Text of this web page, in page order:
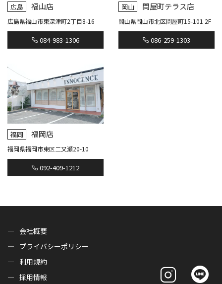
広島 福山店
広島県福山市東深津町2丁目8-16
084-983-1306
岡山 問屋町テラス店
岡山県岡山市北区問屋町15-101 2F
086-259-1303
福岡 福岡店
福岡県福岡市東区二又瀬20-10
092-409-1212
会社概要
プライバシーポリシー
利用規約
採用情報